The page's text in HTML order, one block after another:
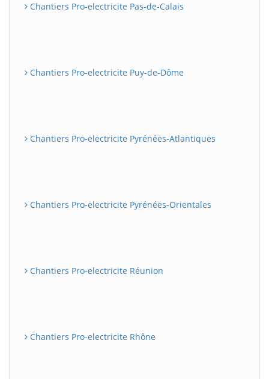
Chantiers Pro-electricite Pas-de-Calais
Chantiers Pro-electricite Puy-de-Dôme
Chantiers Pro-electricite Pyrénées-Atlantiques
Chantiers Pro-electricite Pyrénées-Orientales
Chantiers Pro-electricite Réunion
Chantiers Pro-electricite Rhône